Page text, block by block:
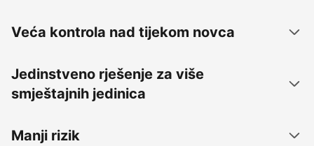
Veća kontrola nad tijekom novca
Jedinstveno rješenje za više
smještajnih jedinica
Manji rizik